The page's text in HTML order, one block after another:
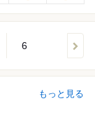
6
もっと見る